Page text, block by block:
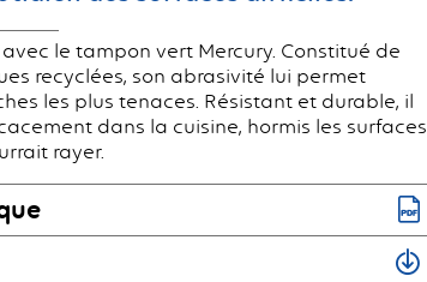
le tampon vert Mercury. Constitué de
recyclées, son abrasivité lui permet
les plus tenaces. Résistant et durable, il
dans la cuisine, hormis les surfaces
rayer.